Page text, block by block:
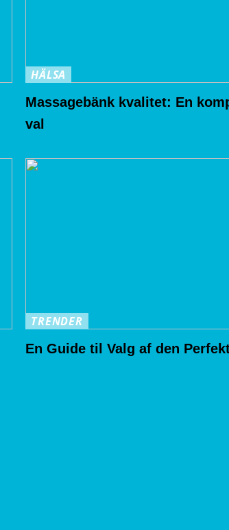
HÄLSA
Massagebänk kvalitet: En
val
TRENDER
En Guide til Valg af den